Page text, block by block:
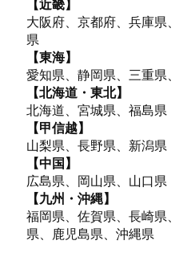
【近畿】
大阪府、京都府、兵庫県
県
【東海】
愛知県、静岡県、三重県
【北海道・東北】
北海道、宮城県、福島県
【甲信越】
山梨県、長野県、新潟県
【中国】
広島県、岡山県、山口県
【九州・沖縄】
福岡県、佐賀県、長崎県
県、鹿児島県、沖縄県